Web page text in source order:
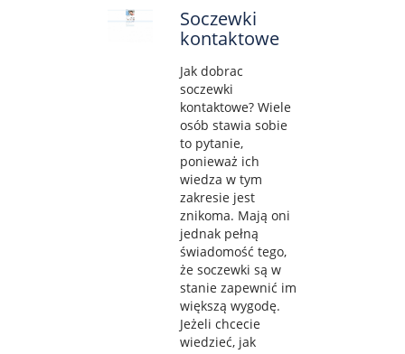
Soczewki
kontaktowe
Jak dobrac
soczewki
kontaktowe? Wiele
osób stawia sobie
to pytanie,
ponieważ ich
wiedza w tym
zakresie jest
znikoma. Mają oni
jednak pełną
świadomość tego,
że soczewki są w
stanie zapewnić im
większą wygodę.
Jeżeli chcecie
wiedzieć, jak